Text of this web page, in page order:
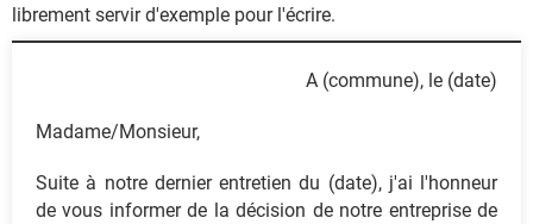
librement servir d'exemple pour l'écrire.
A (commune), le (date)
Madame/Monsieur,
Suite à notre dernier entretien du (date), j'ai l'honneur
de vous informer de la décision de notre entreprise de